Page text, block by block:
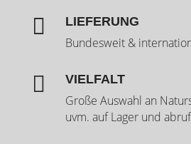
 LIEFERUNG
Bundesweit &
 VIELFALT
Große Auswahl an
uvm. auf Lager und